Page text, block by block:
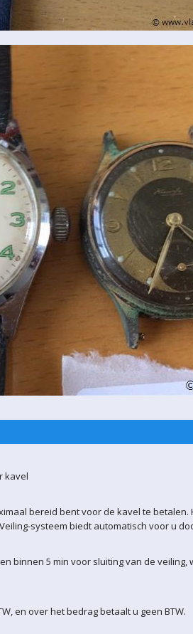
kavel
bereid bent voor de kavel te
systeem biedt automatisch voor u
binnen 5 min voor sluiting van de
en over het bedrag betaalt u geen BTW.